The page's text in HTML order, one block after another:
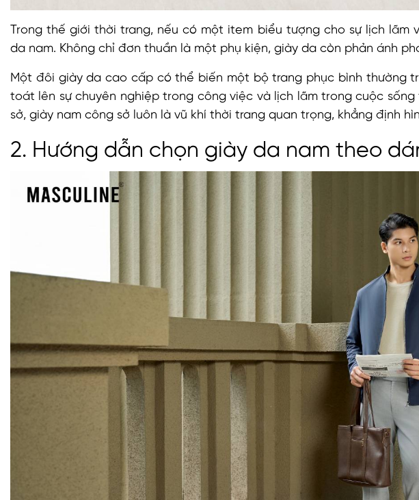
Trong thế giới thời trang, nếu có một item biểu tượng cho sự lịch
da nam. Không chỉ đơn thuần là một phụ kiện, giày da còn phản ánh
Một đôi giày da cao cấp có thể biến một bộ trang phục bình thường
toát lên sự chuyên nghiệp trong công việc và lịch lãm trong cuộc
sở, giày nam công sở luôn là vũ khí thời trang quan trọng, khẳng định
2. Hướng dẫn chọn giày da nam theo